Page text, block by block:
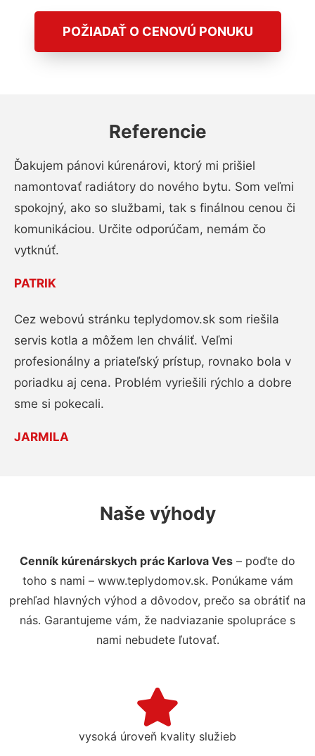
POŽIADAŤ O CENOVÚ PONUKU
Referencie
Ďakujem pánovi kúrenárovi, ktorý mi prišiel
namontovať radiátory do nového bytu. Som veľmi
spokojný, ako so službami, tak s finálnou cenou či
komunikáciou. Určite odporúčam, nemám čo
vytknúť.
PATRIK
Cez webovú stránku teplydomov.sk som riešila
servis kotla a môžem len chváliť. Veľmi
profesionálny a priateľský prístup, rovnako bola v
poriadku aj cena. Problém vyriešili rýchlo a dobre
sme si pokecali.
JARMILA
Naše výhody
Cenník kúrenárskych prác Karlova Ves – poďte do
toho s nami – www.teplydomov.sk. Ponúkame vám
prehľad hlavných výhod a dôvodov, prečo sa obrátiť na
nás. Garantujeme vám, že nadviazanie spolupráce s
nami nebudete ľutovať.
vysoká úroveň kvality služieb